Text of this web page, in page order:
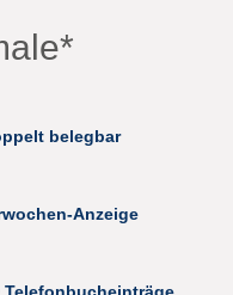
belegbar
Anzeige